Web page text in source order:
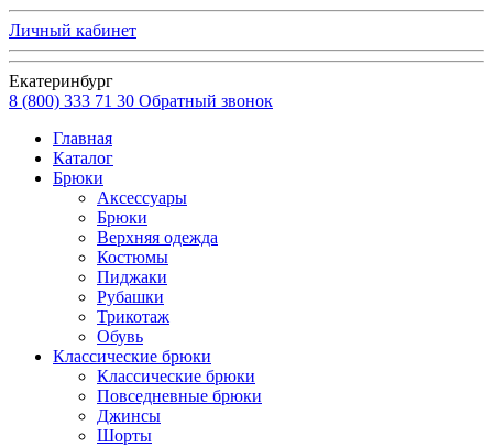
Личный кабинет
Екатеринбург
8 (800) 333 71 30 Обратный звонок
Главная
Каталог
Брюки
Аксессуары
Брюки
Верхняя одежда
Костюмы
Пиджаки
Рубашки
Трикотаж
Обувь
Классические брюки
Классические брюки
Повседневные брюки
Джинсы
Шорты